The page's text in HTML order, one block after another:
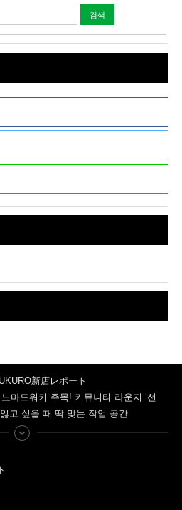
新店レポート
마드워커 주목! 커뮤니티 라운지 ‘선
고 싶을 때 딱 맞는 작업 공간